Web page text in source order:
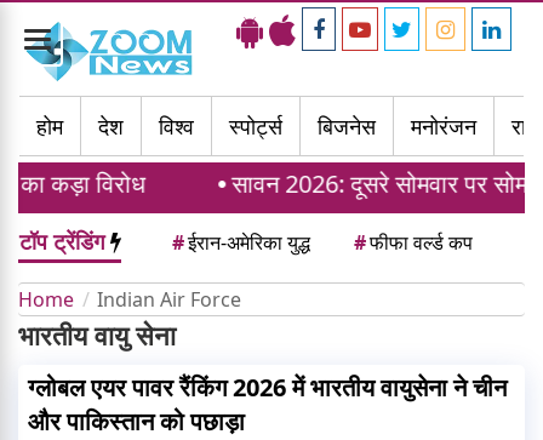
Toggle
navigation
होम
देश विश्व स्पोर्ट्स बिजनेस मनोरंजन
कड़ा विरोध सावन 2026: दूसरे सोमवार पर सोम
टॉप ट्रेंडिंग #ईरान-अमेरिका युद्ध #फीफा वर्ल्ड कप
Home Indian Air Force
भारतीय वायु सेना
ग्लोबल एयर पावर रैंकिंग 2026 में भारतीय वायुसेना ने चीन
और पाकिस्तान को पछाड़ा